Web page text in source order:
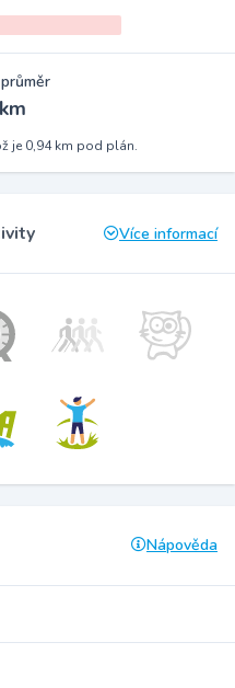
je 0,94 km pod plán.
Více informací
Nápověda